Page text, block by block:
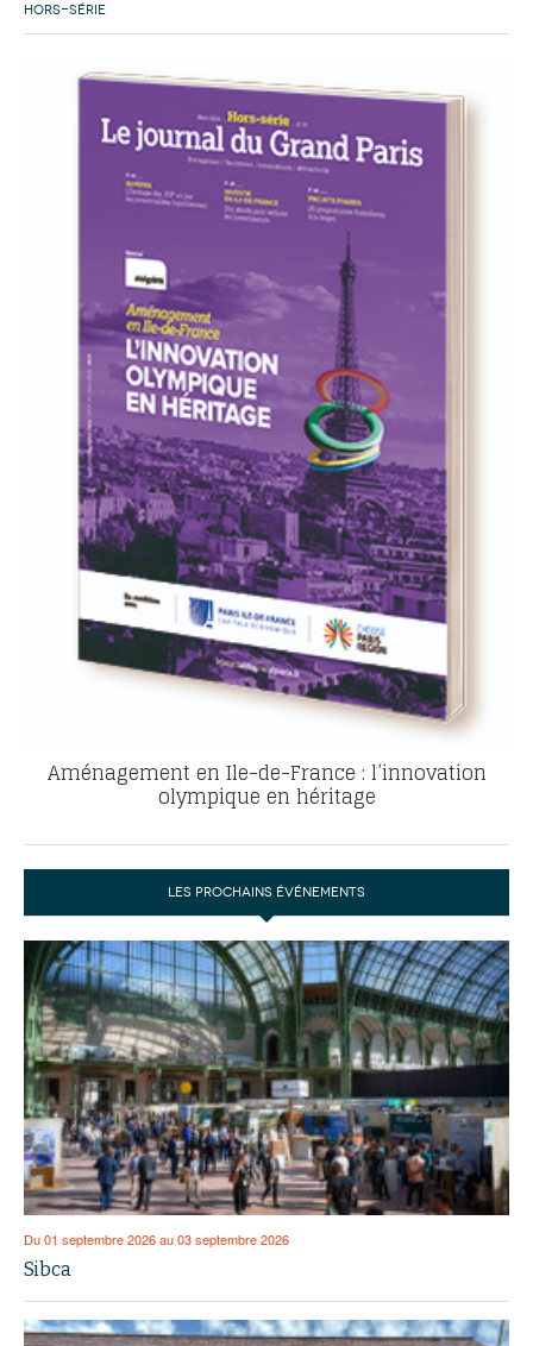
HORS-SÉRIE
Aménagement en Ile-de-France : l’innovation
olympique en héritage
LES PROCHAINS ÉVÉNEMENTS
Du 01 septembre 2026 au 03 septembre 2026
Sibca